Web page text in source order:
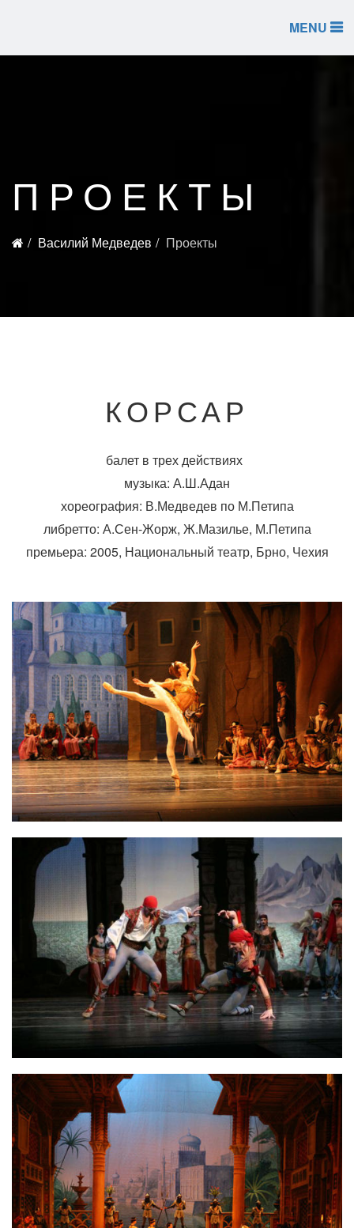
MENU
ПРОЕКТЫ
Василий Медведев Проекты
КОРСАР
балет в трех действиях
музыка: А.Ш.Адан
хореография: В.Медведев по М.Петипа
либретто: А.Сен-Жорж, Ж.Мазилье, М.Петипа
премьера: 2005, Национальный театр, Брно, Чехия